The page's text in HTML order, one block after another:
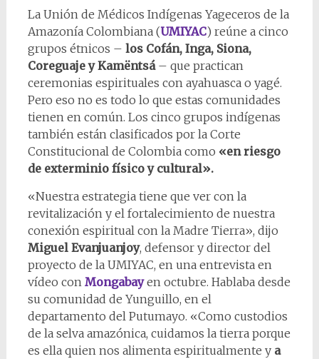
La Unión de Médicos Indígenas Yageceros de la
Amazonía Colombiana (UMIYAC) reúne a cinco
grupos étnicos – los Cofán, Inga, Siona,
Coreguaje y Kamëntsá – que practican
ceremonias espirituales con ayahuasca o yagé.
Pero eso no es todo lo que estas comunidades
tienen en común. Los cinco grupos indígenas
también están clasificados por la Corte
Constitucional de Colombia como «en riesgo
de exterminio físico y cultural».
«Nuestra estrategia tiene que ver con la
revitalización y el fortalecimiento de nuestra
conexión espiritual con la Madre Tierra», dijo
Miguel Evanjuanjoy, defensor y director del
proyecto de la UMIYAC, en una entrevista en
vídeo con Mongabayen octubre. Hablaba desde
su comunidad de Yunguillo, en el
departamento del Putumayo. «Como custodios
de la selva amazónica, cuidamos la tierra porque
es ella quien nos alimenta espiritualmente y a